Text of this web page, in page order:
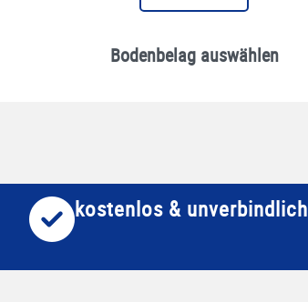
Bodenbelag auswählen
kostenlos & unverbindlich